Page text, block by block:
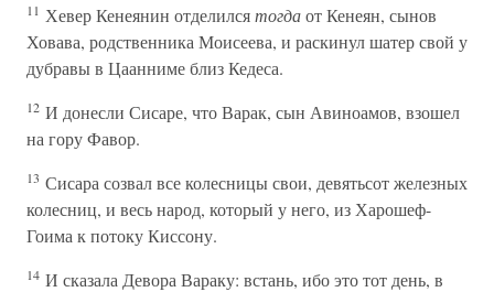
11 Хевер Кенеянин отделилсятогдаот Кенеян, сынов
Ховава, родственника Моисеева, и раскинул шатер свой у
дубравы в Цаанниме близ Кедеса.
12 И донесли Сисаре, что Варак, сын Авиноамов, взошел
на гору Фавор.
13 Сисара созвал все колесницы свои, девятьсот железных
колесниц, и весь народ, который у него, из Харошеф-
Гоима к потоку Киссону.
14 И сказала Девора Вараку: встань, ибо это тот день, в